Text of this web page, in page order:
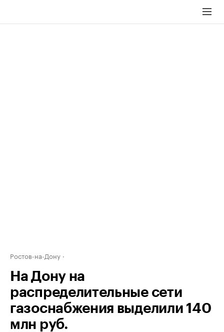
Ростов-на-Дону
На Дону на
распределительные сети
газоснабжения выделили 140
млн руб.